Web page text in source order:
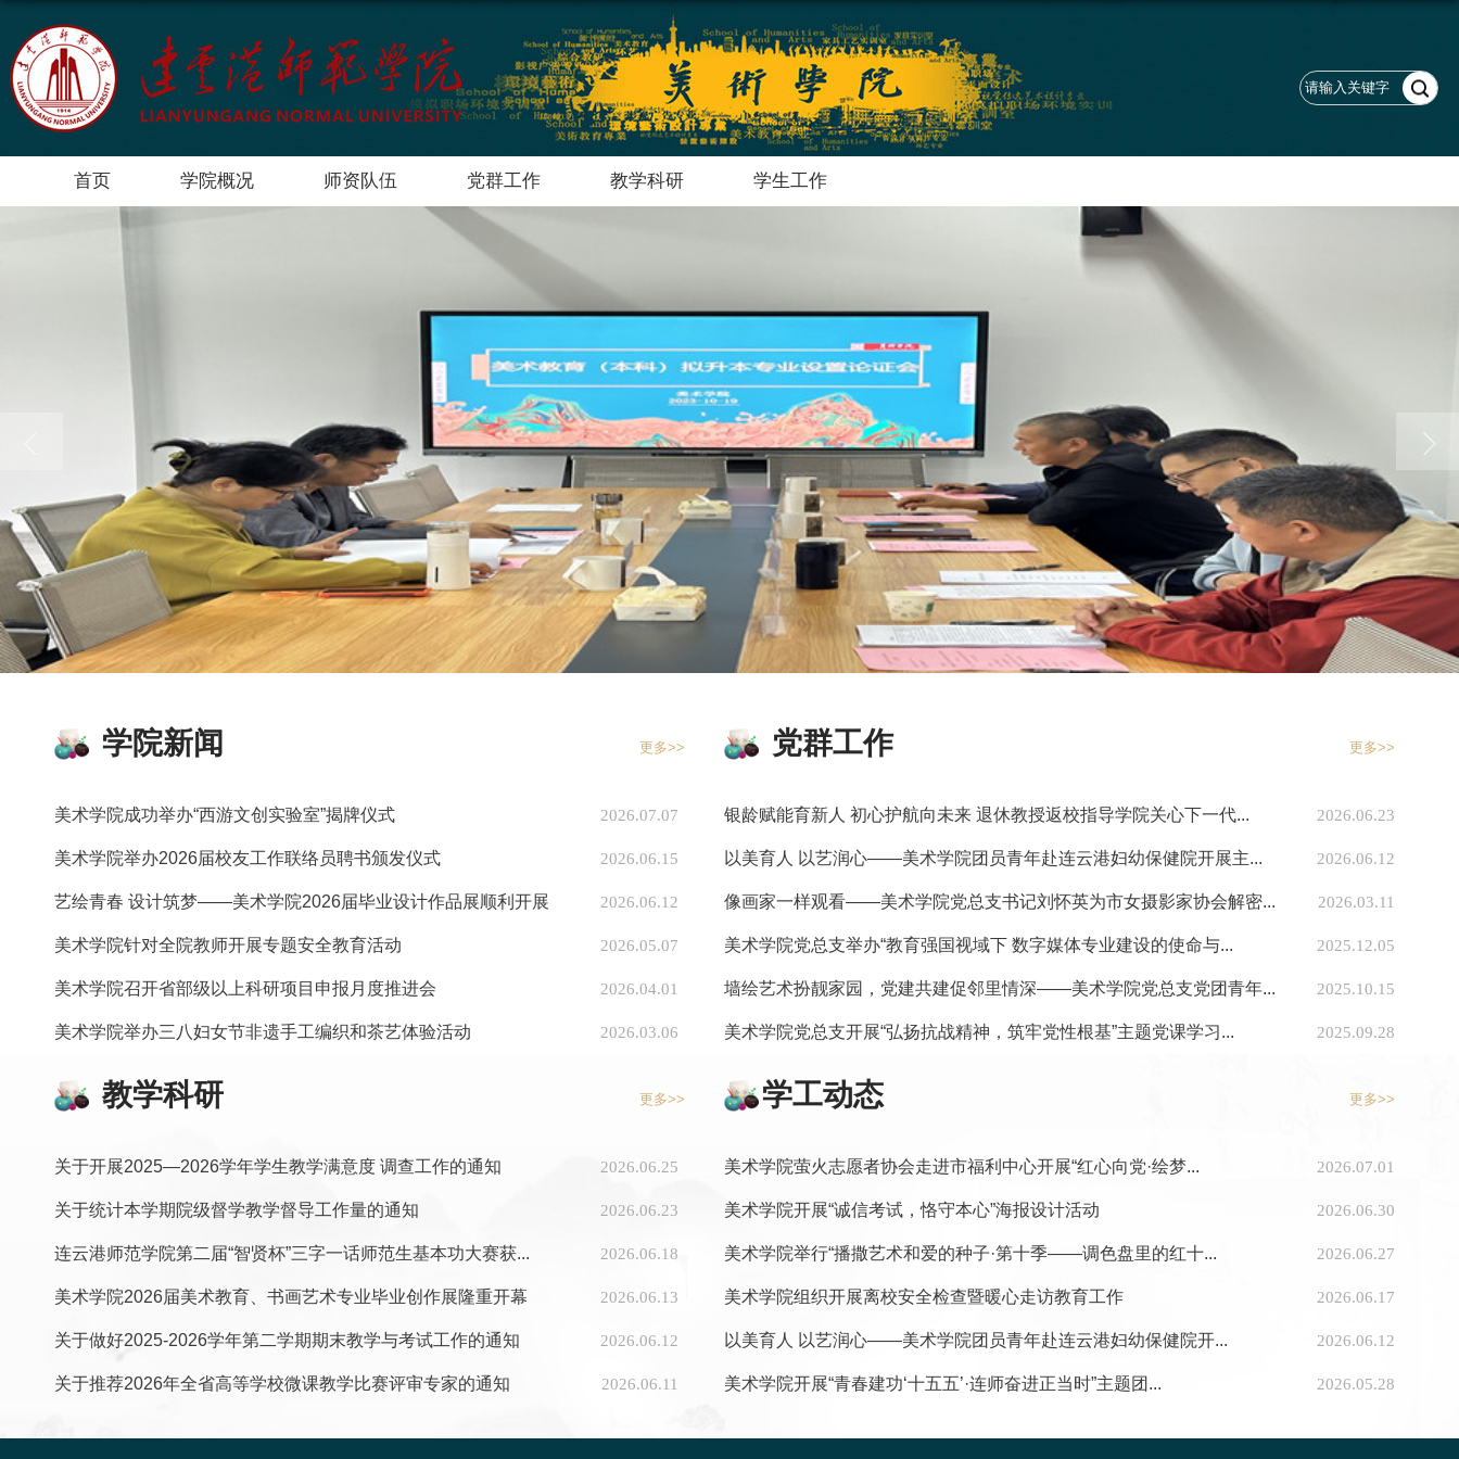
首页 学院概况 师资队伍 党群工作 教学科研 学生工作
学院新闻 更多>>
美术学院成功举办“西游文创实验室”揭牌仪式 2026.07.07
美术学院举办2026届校友工作联络员聘书颁发仪式 2026.06.15
艺绘青春 设计筑梦——美术学院2026届毕业设计作品展顺利开展 2026.06.12
美术学院针对全院教师开展专题安全教育活动 2026.05.07
美术学院召开省部级以上科研项目申报月度推进会 2026.04.01
美术学院举办三八妇女节非遗手工编织和茶艺体验活动 2026.03.06
党群工作 更多>>
银龄赋能育新人 初心护航向未来 退休教授返校指导学院关心下一代... 2026.06.23
以美育人 以艺润心——美术学院团员青年赴连云港妇幼保健院开展主... 2026.06.12
像画家一样观看——美术学院党总支书记刘怀英为市女摄影家协会解密... 2026.03.11
美术学院党总支举办“教育强国视域下 数字媒体专业建设的使命与... 2025.12.05
墙绘艺术扮靓家园，党建共建促邻里情深——美术学院党总支党团青年... 2025.10.15
美术学院党总支开展“弘扬抗战精神，筑牢党性根基”主题党课学习... 2025.09.28
教学科研 更多>>
关于开展2025—2026学年学生教学满意度 调查工作的通知 2026.06.25
关于统计本学期院级督学教学督导工作量的通知 2026.06.23
连云港师范学院第二届“智贤杯”三字一话师范生基本功大赛获... 2026.06.18
美术学院2026届美术教育、书画艺术专业毕业创作展隆重开幕 2026.06.13
关于做好2025-2026学年第二学期期末教学与考试工作的通知 2026.06.12
关于推荐2026年全省高等学校微课教学比赛评审专家的通知 2026.06.11
学工动态 更多>>
美术学院萤火志愿者协会走进市福利中心开展“红心向党·绘梦... 2026.07.01
美术学院开展“诚信考试，恪守本心”海报设计活动 2026.06.30
美术学院举行“播撒艺术和爱的种子·第十季——调色盘里的红十... 2026.06.27
美术学院组织开展离校安全检查暨暖心走访教育工作 2026.06.17
以美育人 以艺润心——美术学院团员青年赴连云港妇幼保健院开... 2026.06.12
美术学院开展“青春建功‘十五五’·连师奋进正当时”主题团... 2026.05.28